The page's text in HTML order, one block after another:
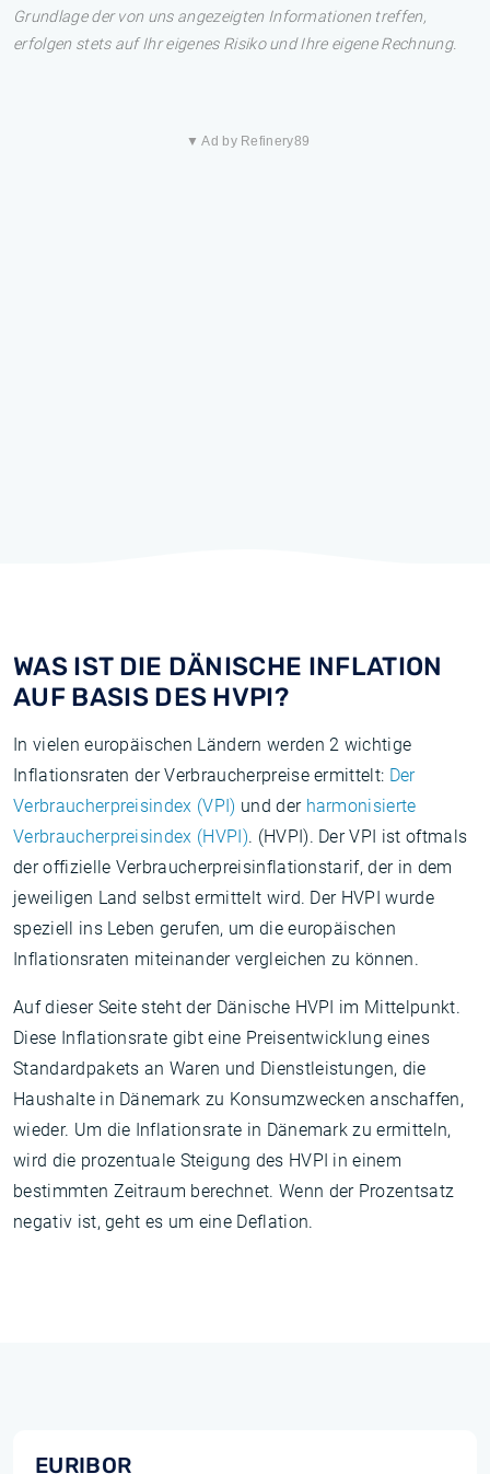
Grundlage der von uns angezeigten Informationen treffen,
erfolgen stets auf Ihr eigenes Risiko und Ihre eigene Rechnung.
▼ Ad by Refinery89
WAS IST DIE DÄNISCHE INFLATION
AUF BASIS DES HVPI?
In vielen europäischen Ländern werden 2 wichtige
Inflationsraten der Verbraucherpreise ermittelt: Der
Verbraucherpreisindex (VPI) und der harmonisierte
Verbraucherpreisindex (HVPI). (HVPI). Der VPI ist oftmals
der offizielle Verbraucherpreisinflationstarif, der in dem
jeweiligen Land selbst ermittelt wird. Der HVPI wurde
speziell ins Leben gerufen, um die europäischen
Inflationsraten miteinander vergleichen zu können.
Auf dieser Seite steht der Dänische HVPI im Mittelpunkt.
Diese Inflationsrate gibt eine Preisentwicklung eines
Standardpakets an Waren und Dienstleistungen, die
Haushalte in Dänemark zu Konsumzwecken anschaffen,
wieder. Um die Inflationsrate in Dänemark zu ermitteln,
wird die prozentuale Steigung des HVPI in einem
bestimmten Zeitraum berechnet. Wenn der Prozentsatz
negativ ist, geht es um eine Deflation.
EURIBOR